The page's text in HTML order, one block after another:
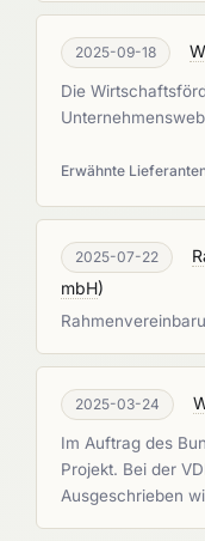
2025-09-18
Die
Erwähnte
2025-07-22
mbH)
2025-03-24
Im Auftrag des
Projekt. Bei der
Ausgeschrieben